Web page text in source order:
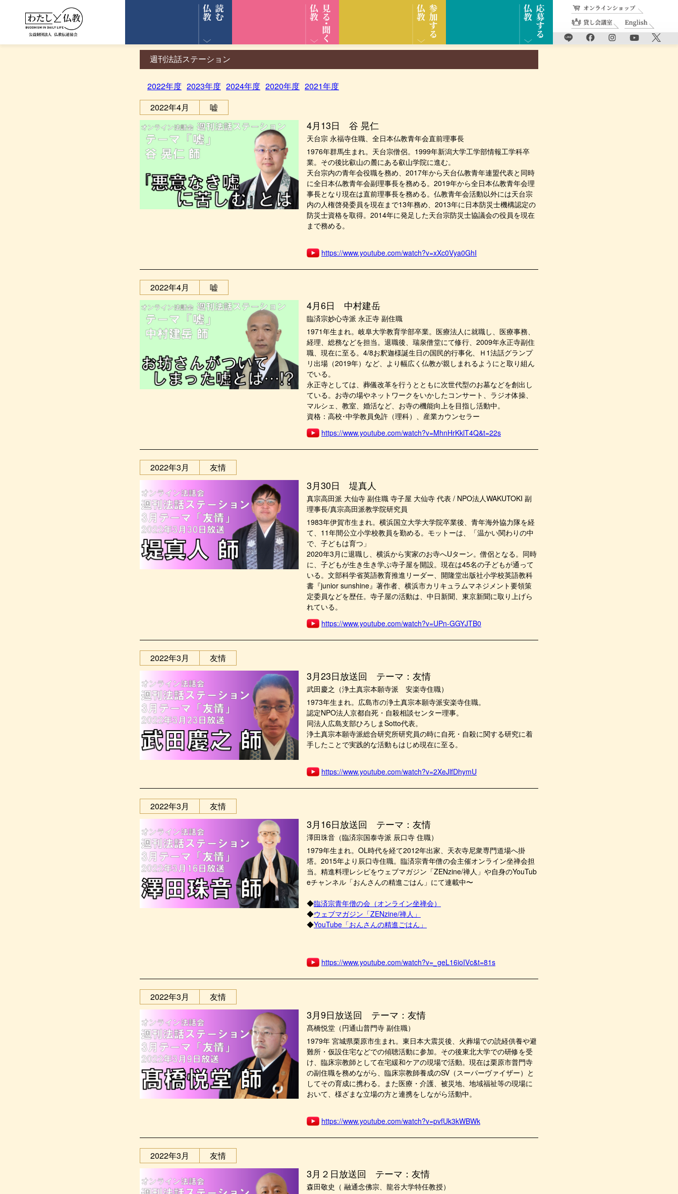
週刊法話ステーション
2022年度 2023年度 2024年度 2020年度 2021年度
2022年4月
嘘
4月13日 谷 晃仁
天台宗 永福寺住職、全日本仏教青年会直前理事長
1976年群馬生まれ。天台宗僧侶。1999年新潟大学工学部情報工学科卒
業。その後比叡山の麓にある叡山学院に進む。
天台宗内の青年会役職を務め、2017年から天台仏教青年連盟代表と同時
に全日本仏教青年会副理事長を務める。2019年から全日本仏教青年会理
事長となり現在は直前理事長を務める。仏教青年会活動以外には天台宗
内の人権啓発委員を現在まで13年務め、2013年に日本防災士機構認定の
防災士資格を取得。2014年に発足した天台宗防災士協議会の役員を現在
まで務める。
https://www.youtube.com/watch?v=xXc0Vya0GhI
2022年4月 嘘
4月6日 中村建岳
臨済宗妙心寺派 永正寺 副住職
1971年生まれ。岐阜大学教育学部卒業。医療法人に就職し、医療事務、
経理、総務などを担当。退職後、瑞泉僧堂にて修行、2009年永正寺副住
職、現在に至る。4/8お釈迦様誕生日の国民的行事化、Ｈ1法話グランプ
リ出場（2019年）など、より幅広く仏教が親しまれるようにと取り組ん
でいる。
永正寺としては、葬儀改革を行うとともに次世代型のお墓などを創出し
ている。お寺の場やネットワークをいかしたコンサート、ラジオ体操、
マルシェ、教室、婚活など、お寺の機能向上を目指し活動中。
資格：高校･中学教員免許（理科）、産業カウンセラー
https://www.youtube.com/watch?v=MhnHrKklT4Q&t=22s
2022年3月 友情
3月30日 堤真人
真宗高田派 大仙寺 副住職 寺子屋 大仙寺 代表 / NPO法人WAKUTOKI 副
理事長/真宗高田派教学院研究員
1983年伊賀市生まれ。横浜国立大学大学院卒業後、青年海外協力隊を経
て、11年間公立小学校教員を勤める。モットーは、「温かい関わりの中
で、子どもは育つ」
2020年3月に退職し、横浜から実家のお寺へUターン。僧侶となる。同時
に、子どもが生き生き学ぶ寺子屋を開設。現在は45名の子どもが通って
いる。文部科学省英語教育推進リーダー、開隆堂出版社小学校英語教科
書『junior sunshine』著作者、横浜市カリキュラムマネジメント要領策
定委員などを歴任。寺子屋の活動は、中日新聞、東京新聞に取り上げら
れている。
https://www.youtube.com/watch?v=UPn-GGYJTB0
2022年3月 友情
3月23日放送回 テーマ：友情
武田慶之（浄土真宗本願寺派 安楽寺住職）
1973年生まれ。広島市の浄土真宗本願寺派安楽寺住職。
認定NPO法人京都自死・自殺相談センター理事。
同法人広島支部ひろしまSotto代表。
浄土真宗本願寺派総合研究所研究員の時に自死・自殺に関する研究に着
手したことで実践的な活動もはじめ現在に至る。
https://www.youtube.com/watch?v=2XeJlfDhymU
2022年3月 友情
3月16日放送回 テーマ：友情
澤田珠音（臨済宗国泰寺派 辰口寺 住職）
1979年生まれ。OL時代を経て2012年出家、天衣寺尼衆専門道場へ掛
塔。2015年より辰口寺住職。臨済宗青年僧の会主催オンライン坐禅会担
当。精進料理レシピをウェブマガジン「ZENzine/禅人」や自身のYouTub
eチャンネル「おんさんの精進ごはん」にて連載中〜
◆臨済宗青年僧の会（オンライン坐禅会）
◆ウェブマガジン「ZENzine/禅人」
◆YouTube「おんさんの精進ごはん」
https://www.youtube.com/watch?v=_geL16ioIVc&t=81s
2022年3月 友情
3月9日放送回 テーマ：友情
髙橋悦堂（円通山普門寺 副住職）
1979年 宮城県栗原市生まれ。東日本大震災後、火葬場での読経供養や避
難所・仮設住宅などでの傾聴活動に参加。その後東北大学での研修を受
け、臨床宗教師として在宅緩和ケアの現場で活動。現在は栗原市普門寺
の副住職を務めながら、臨床宗教師養成のSV（スーパーヴァイザー）と
してその育成に携わる。また医療・介護、被災地、地域福祉等の現場に
おいて、様ざまな立場の方と連携をしながら活動中。
https://www.youtube.com/watch?v=pvfUk3kWBWk
2022年3月 友情
3月２日放送回 テーマ：友情
森田敬史（ 融通念佛宗、龍谷大学特任教授）